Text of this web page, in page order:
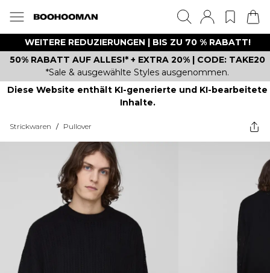
WEITERE REDUZIERUNGEN | BIS ZU 70 % RABATT!
50% RABATT AUF ALLES!* + EXTRA 20% | CODE: TAKE20
*Sale & ausgewählte Styles ausgenommen.
Diese Website enthält KI-generierte und KI-bearbeitete
Inhalte.
Strickwaren / Pullover